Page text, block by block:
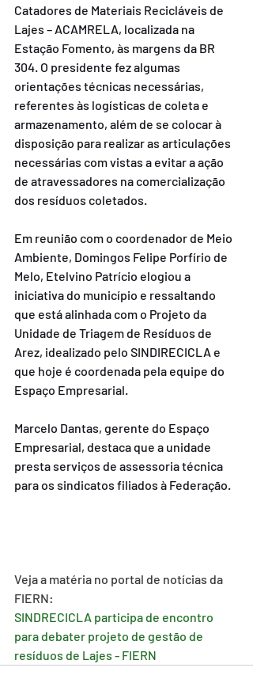
Catadores de Materiais Recicláveis de
Lajes – ACAMRELA, localizada na
Estação Fomento, às margens da BR
304. O presidente fez algumas
orientações técnicas necessárias,
referentes às logísticas de coleta e
armazenamento, além de se colocar à
disposição para realizar as articulações
necessárias com vistas a evitar a ação
de atravessadores na comercialização
dos resíduos coletados.
Em reunião com o coordenador de Meio
Ambiente, Domingos Felipe Porfírio de
Melo, Etelvino Patrício elogiou a
iniciativa do município e ressaltando
que está alinhada com o Projeto da
Unidade de Triagem de Resíduos de
Arez, idealizado pelo SINDIRECICLA e
que hoje é coordenada pela equipe do
Espaço Empresarial.
Marcelo Dantas, gerente do Espaço
Empresarial, destaca que a unidade
presta serviços de assessoria técnica
para os sindicatos filiados à Federação.
Veja a matéria no portal de notícias da
FIERN:
SINDRECICLA participa de encontro
para debater projeto de gestão de
resíduos de Lajes - FIERN